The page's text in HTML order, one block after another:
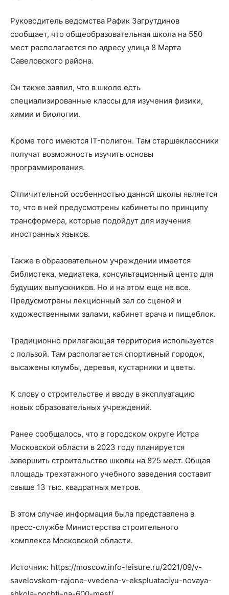
Руководитель ведомства Рафик Загрутдинов
сообщает, что общеобразовательная школа на 550
мест располагается по адресу улица 8 Марта
Савеловского района.
Он также заявил, что в школе есть
специализированные классы для изучения физики,
химии и биологии.
Кроме того имеются IT-полигон. Там старшеклассники
получат возможность изучить основы
программирования.
Отличительной особенностью данной школы является
то, что в ней предусмотрены кабинеты по принципу
трансформера, которые подойдут для изучения
иностранных языков.
Также в образовательном учреждении имеется
библиотека, медиатека, консультационный центр для
будущих выпускников. Но и на этом еще не все.
Предусмотрены лекционный зал со сценой и
художественными залами, кабинет врача и пищеблок.
Традиционно прилегающая территория используется
с пользой. Там располагается спортивный городок,
высажены клумбы, деревья, кустарники и цветы.
К слову о строительстве и вводу в эксплуатацию
новых образовательных учреждений.
Ранее сообщалось, что в городском округе Истра
Московской области в 2023 году планируется
завершить строительство школы на 825 мест. Общая
площадь трехэтажного учебного заведения составит
свыше 13 тыс. квадратных метров.
В этом случае информация была представлена в
пресс-службе Министерства строительного
комплекса Московской области.
Источник: https://moscow.info-leisure.ru/2021/09/v-
savelovskom-rajone-vvedena-v-ekspluataciyu-novaya-